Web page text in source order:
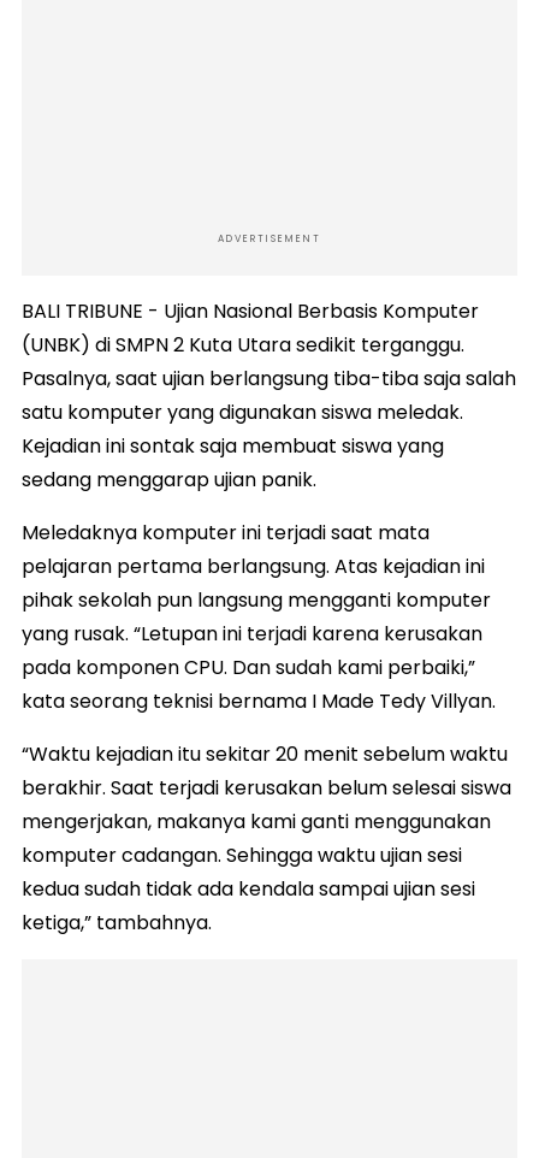
ADVERTISEMENT
BALI TRIBUNE - Ujian Nasional Berbasis Komputer
(UNBK) di SMPN 2 Kuta Utara sedikit terganggu.
Pasalnya, saat ujian berlangsung tiba-tiba saja salah
satu komputer yang digunakan siswa meledak.
Kejadian ini sontak saja membuat siswa yang
sedang menggarap ujian panik.
Meledaknya komputer ini terjadi saat mata
pelajaran pertama berlangsung. Atas kejadian ini
pihak sekolah pun langsung mengganti komputer
yang rusak. “Letupan ini terjadi karena kerusakan
pada komponen CPU. Dan sudah kami perbaiki,”
kata seorang teknisi bernama I Made Tedy Villyan.
“Waktu kejadian itu sekitar 20 menit sebelum waktu
berakhir. Saat terjadi kerusakan belum selesai siswa
mengerjakan, makanya kami ganti menggunakan
komputer cadangan. Sehingga waktu ujian sesi
kedua sudah tidak ada kendala sampai ujian sesi
ketiga,” tambahnya.